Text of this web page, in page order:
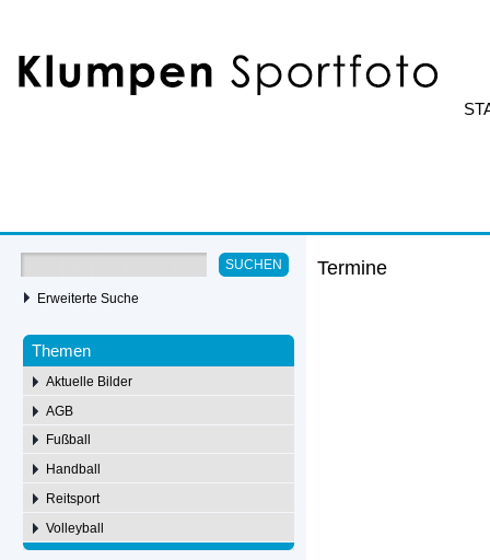
SUCHEN
Erweiterte Suche
Themen
Aktuelle Bilder
AGB
Fußball
Handball
Reitsport
Volleyball
Termine